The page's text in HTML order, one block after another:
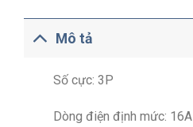
Mô tả
Số cực: 3P
Dòng điện định mức: 16A